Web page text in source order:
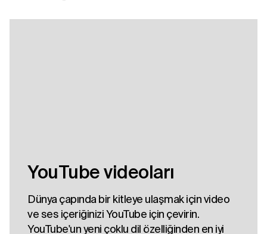
YouTube videoları
Dünya çapında bir kitleye ulaşmak için video
ve ses içeriğinizi YouTube için çevirin.
YouTube'un yeni çoklu dil özelliğinden en iyi